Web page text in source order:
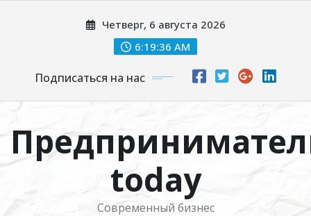
Четверг, 6 августа 2026
6:19:37 AM
Подписаться на нас
today
Современный бизнес